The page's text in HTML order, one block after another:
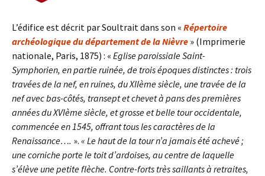
L’édifice est décrit par Soultrait dans son « Répertoire
archéologique du département de la Nièvre » (Imprimerie
nationale, Paris, 1875) : « Eglise paroissiale Saint-
Symphorien, en partie ruinée, de trois époques distinctes : trois
travées de la nef, en ruines, du XIIème siècle, une travée de la
nef avec bas-côtés, transept et chevet à pans des premières
années du XVIème siècle, et grosse et belle tour occidentale,
commencée en 1545, offrant tous les caractères de la
Renaissance…. ». « Le haut de la tour n’a jamais été achevé ;
une corniche porte le toit d’ardoises, au centre de laquelle
s’élève une petite flèche. Contre-forts très saillants à retraites,